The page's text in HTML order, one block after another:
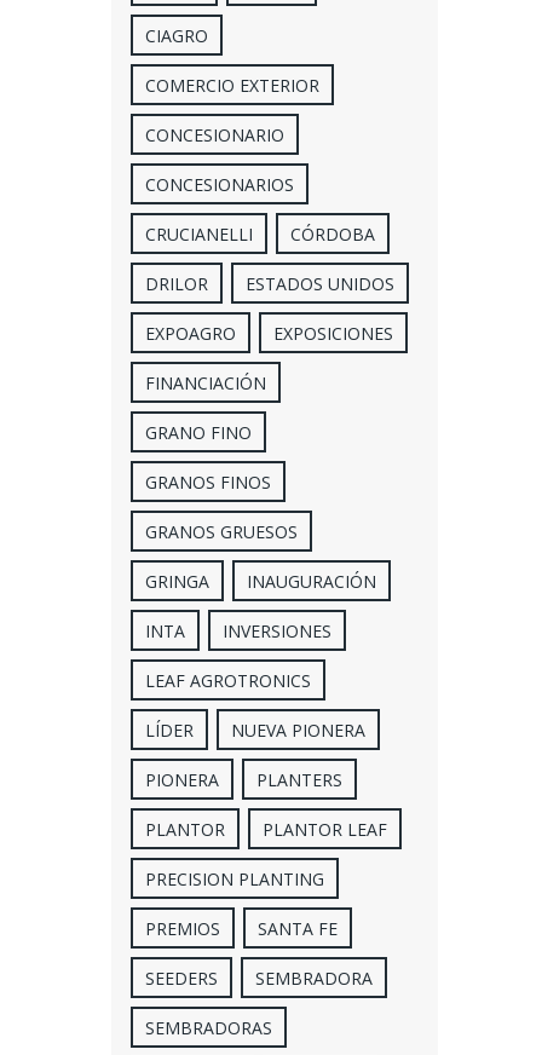
CIAGRO
COMERCIO EXTERIOR
CONCESIONARIO
CONCESIONARIOS
CRUCIANELLI CÓRDOBA
DRILOR ESTADOS UNIDOS
EXPOAGRO EXPOSICIONES
FINANCIACIÓN
GRANO FINO
GRANOS FINOS
GRANOS GRUESOS
GRINGA INAUGURACIÓN
INTA INVERSIONES
LEAF AGROTRONICS
LÍDER NUEVA PIONERA
PIONERA PLANTERS
PLANTOR PLANTOR LEAF
PRECISION PLANTING
PREMIOS SANTA FE
SEEDERS SEMBRADORA
SEMBRADORAS